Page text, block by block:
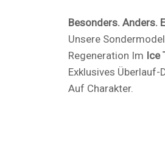
Besonders. Anders.
Unsere
Regeneration Im Ice
Exklusives Überlauf-
Auf Charakter.